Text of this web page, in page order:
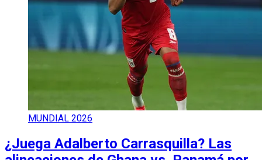
MUNDIAL 2026
¿Juega Adalberto Carrasquilla? Las